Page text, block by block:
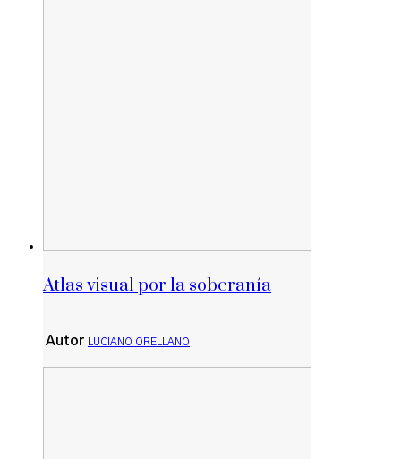
Atlas visual por la soberanía
Autor LUCIANO ORELLANO